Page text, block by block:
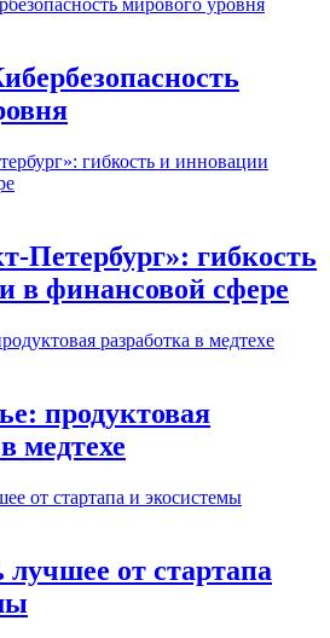
Петербург»: гибкость
в финансовой сфере
продуктовая
медтехе
от стартапа